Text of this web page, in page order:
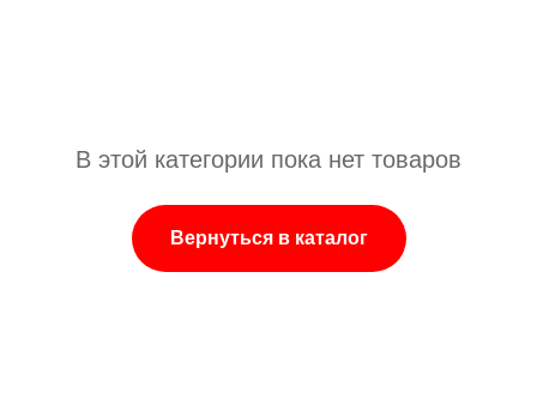
В этой категории пока нет товаров
Вернуться в каталог